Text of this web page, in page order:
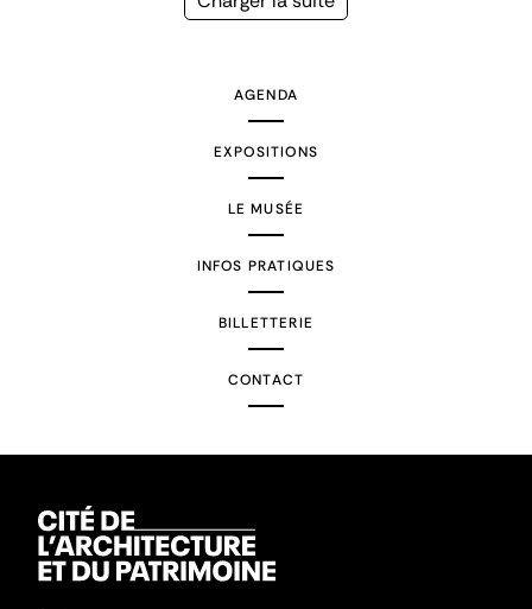
AGENDA
EXPOSITIONS
LE MUSÉE
INFOS PRATIQUES
BILLETTERIE
CONTACT